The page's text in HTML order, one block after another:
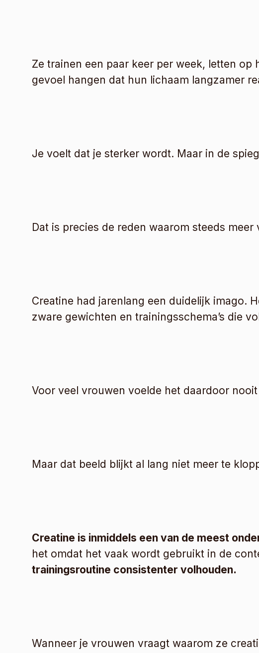
Ze trainen een paar keer per week, letten
gevoel hangen dat hun lichaam langzamer
Je voelt dat je sterker wordt. Maar in de
Dat is precies de reden waarom steeds
Creatine had jarenlang een duidelijk imago.
zware gewichten en trainingsschema’s die
Voor veel vrouwen voelde het daardoor
Maar dat beeld blijkt al lang niet meer te
Creatine is inmiddels een van de meest
het omdat het vaak wordt gebruikt in de
trainingsroutine consistenter volhouden.
Wanneer je vrouwen vraagt waarom ze